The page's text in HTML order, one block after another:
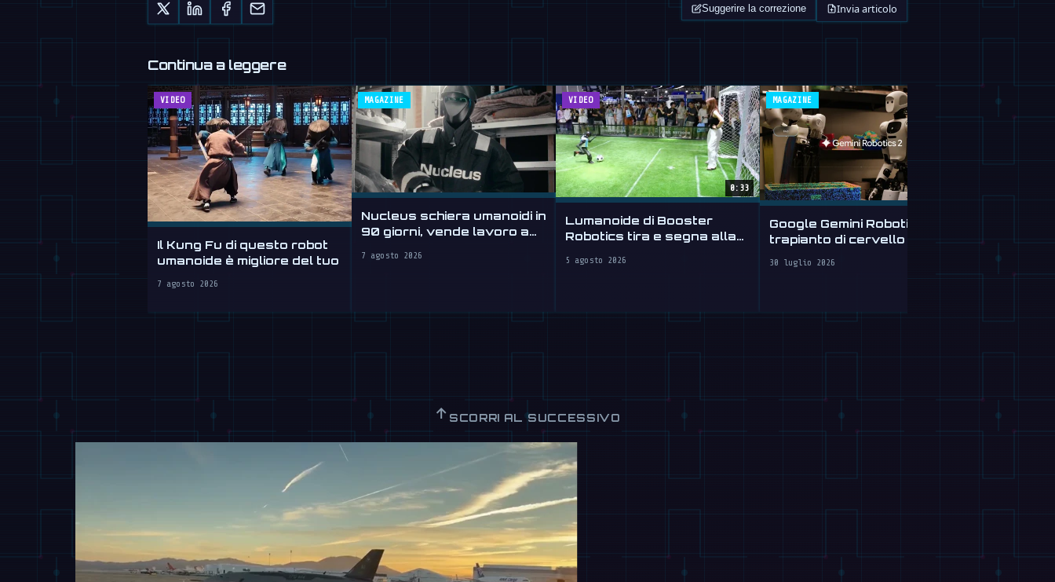
Suggerire la correzione Invia articolo
Continua a leggere
VIDEO
Il Kung Fu di questo robot
umanoide è migliore del tuo
7 agosto 2026
MAGAZINE
Nucleus schiera umanoidi in
90 giorni, vende lavoro a
7 agosto 2026
VIDEO
0:33
Lumanoide di Booster
Robotics tira e segna alla
5 agosto 2026
MAGAZINE
Google Gemini Robotics 2:
trapianto di cervello per i
30 luglio 2026
guidare
↑ SCORRI AL SUCCESSIVO